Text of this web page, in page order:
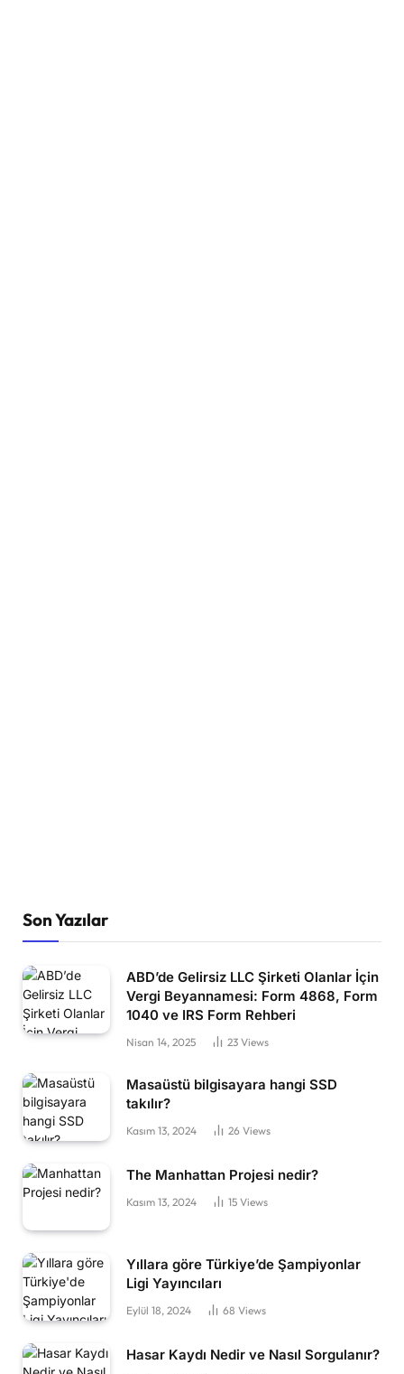
Son Yazılar
ABD’de Gelirsiz LLC Şirketi Olanlar İçin
Vergi Beyannamesi: Form 4868, Form
1040 ve IRS Form Rehberi
Nisan 14, 2025 23 Views
Masaüstü bilgisayara hangi SSD
takılır?
Kasım 13, 2024 26 Views
The Manhattan Projesi nedir?
Kasım 13, 2024 15 Views
Yıllara göre Türkiye’de Şampiyonlar
Ligi Yayıncıları
Eylül 18, 2024 68 Views
Hasar Kaydı Nedir ve Nasıl Sorgulanır?